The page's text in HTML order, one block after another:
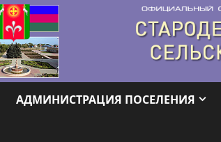
АДМИНИСТРАЦИЯ ПОСЕЛЕНИЯ